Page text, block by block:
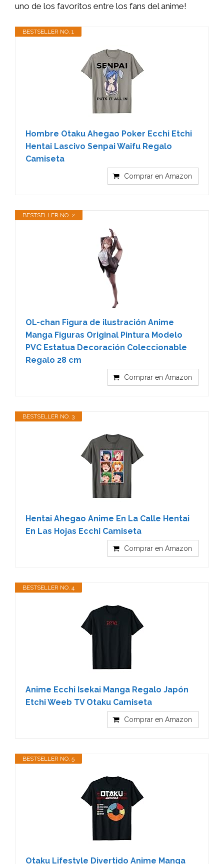
uno de los favoritos entre los fans del anime!
BESTSELLER NO. 1
Hombre Otaku Ahegao Poker Ecchi Etchi
Hentai Lascivo Senpai Waifu Regalo
Camiseta
Comprar en Amazon
BESTSELLER NO. 2
OL-chan Figura de ilustración Anime
Manga Figuras Original Pintura Modelo
PVC Estatua Decoración Coleccionable
Regalo 28 cm
Comprar en Amazon
BESTSELLER NO. 3
Hentai Ahegao Anime En La Calle Hentai
En Las Hojas Ecchi Camiseta
Comprar en Amazon
BESTSELLER NO. 4
Anime Ecchi Isekai Manga Regalo Japón
Etchi Weeb TV Otaku Camiseta
Comprar en Amazon
BESTSELLER NO. 5
Otaku Lifestyle Divertido Anime Manga